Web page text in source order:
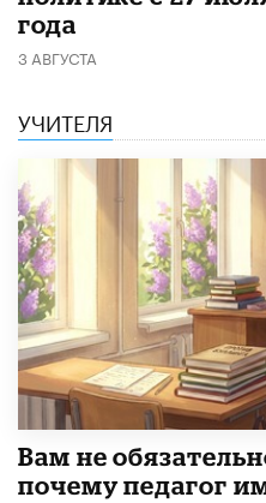
года
3 АВГУСТА
УЧИТЕЛЯ
​Вам не
почему педагог